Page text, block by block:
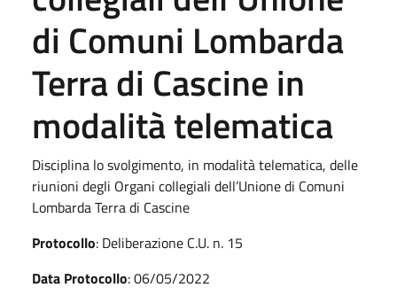
di Comuni Lombarda
Terra di Cascine in
modalità telematica
Disciplina lo svolgimento, in modalità telematica, delle
riunioni degli Organi collegiali dell’Unione di Comuni
Lombarda Terra di Cascine
Protocollo: Deliberazione C.U. n. 15
Data Protocollo: 06/05/2022